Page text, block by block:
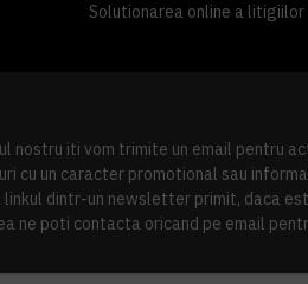
Solutionarea online a litigiilor
nostru iti vom trimite un email pentru
cu un caracter promotional sau
dintr-un newsletter primit, daca
ne poti contacta oricand pe email